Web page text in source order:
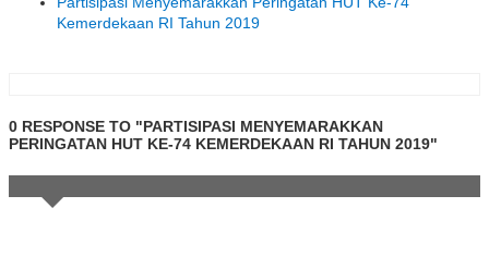
Kemerdekaan RI Tahun 2019
0 RESPONSE TO "PARTISIPASI MENYEMARAKKAN
PERINGATAN HUT KE-74 KEMERDEKAAN RI TAHUN 2019"